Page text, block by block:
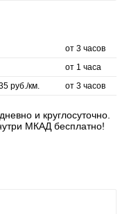
от 3 часов
от 1 часа
руб./км. от 3 часов
и круглосуточно.
МКАД бесплатно!